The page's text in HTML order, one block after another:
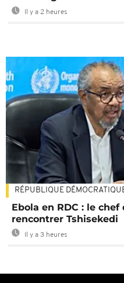
Il y a 2 heures
RÉPUBLIQUE
Ebola en RDC : le
rencontrer Tshisekedi
Il y a 3 heures